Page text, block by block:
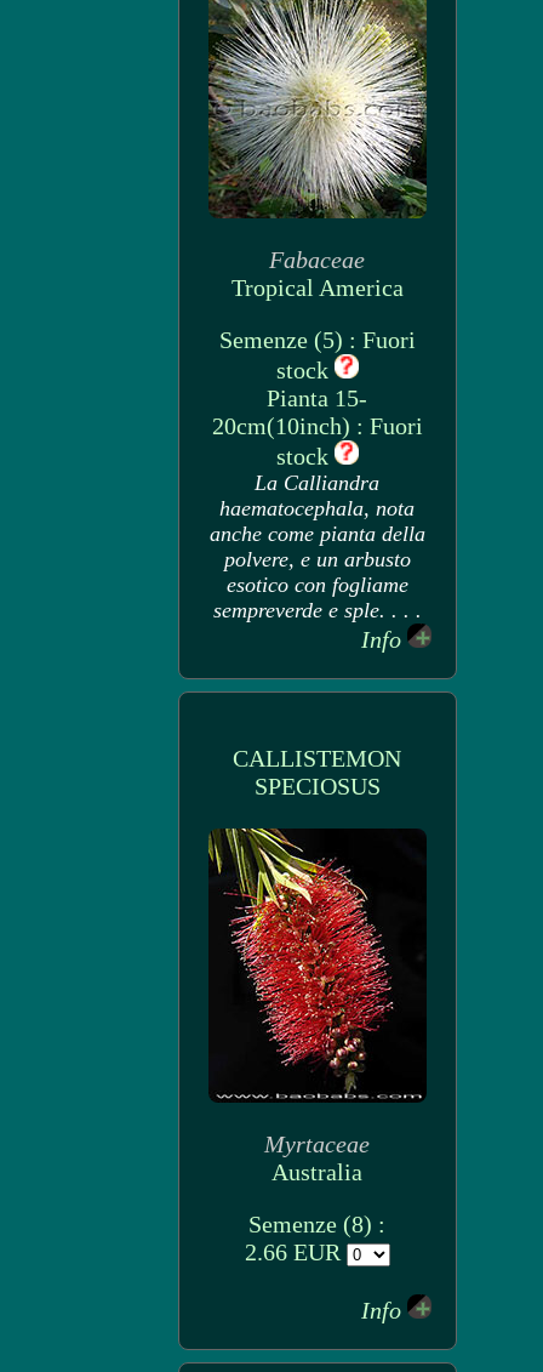
Fabaceae
Tropical America
Semenze (5) : Fuori
stock
Pianta 15-
20cm(10inch) : Fuori
stock
La Calliandra
haematocephala, nota
anche come pianta della
polvere, e un arbusto
esotico con fogliame
sempreverde e sple. . . .
Info
CALLISTEMON
SPECIOSUS
Myrtaceae
Australia
Semenze (8) :
2.66 EUR
Info